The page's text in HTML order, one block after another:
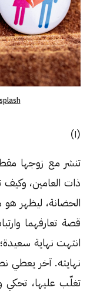
(١)
تنشر مع زوجها
ذات العامين،
الحضانة، ليظهر
قصة تعارفهما
انتهت نهاية
نهايته. آخر يعطي
تغلّب عليها،